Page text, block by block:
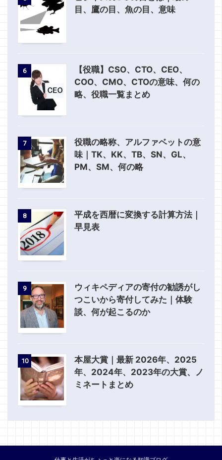
目、鷹の目、魚の目、意味
6
【役職】CSO、CTO、CEO、
COO、CMO、CTOの意味、何の
略、役職一覧まとめ
7
役職の略称、アルファベットの意
味｜TK、KK、TB、SN、GL、
PM、SM、何の略
8
平成を西暦に変換する計算方法｜
早見表
9
ウィキペディアの寄付の勧誘がし
つこいから寄付してみた｜体験
談、何が起こるのか
10
本屋大賞｜最新 2026年、2025
年、2024年、2023年の大賞、ノ
ミネートまとめ